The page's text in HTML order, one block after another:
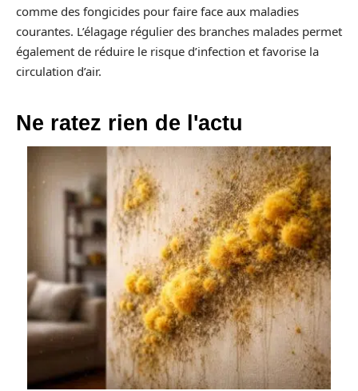
comme des fongicides pour faire face aux maladies
courantes. L’élagage régulier des branches malades permet
également de réduire le risque d’infection et favorise la
circulation d’air.
Ne ratez rien de l'actu